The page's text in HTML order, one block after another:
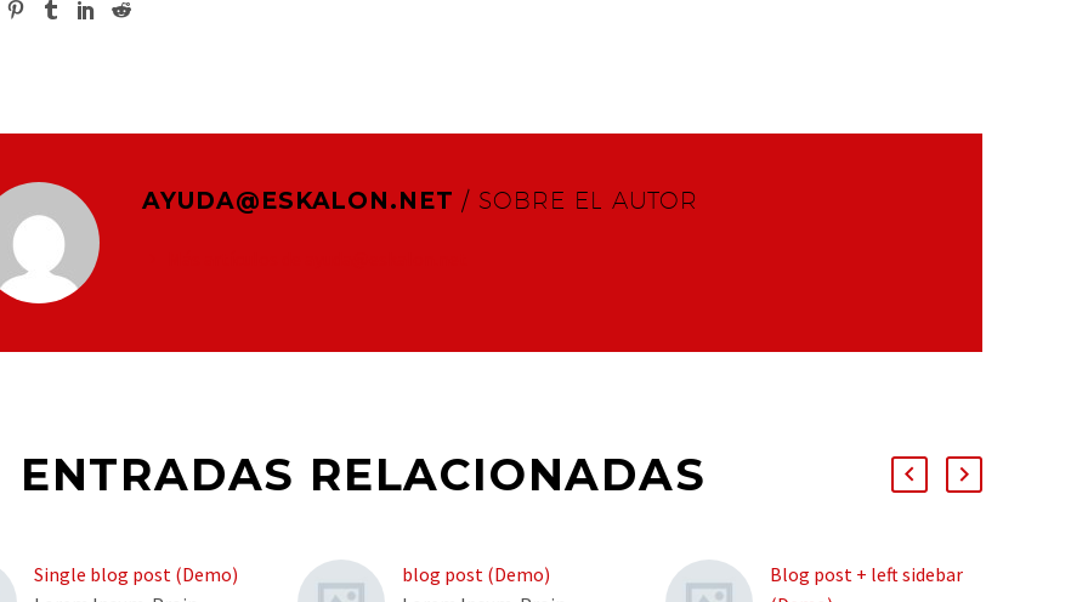
AYUDA@ESKALON.NET/ SOBRE EL AUTOR
ENTRADAS RELACIONADAS
Single blog post (Demo)
blog post (Demo)
Blog post + left sidebar